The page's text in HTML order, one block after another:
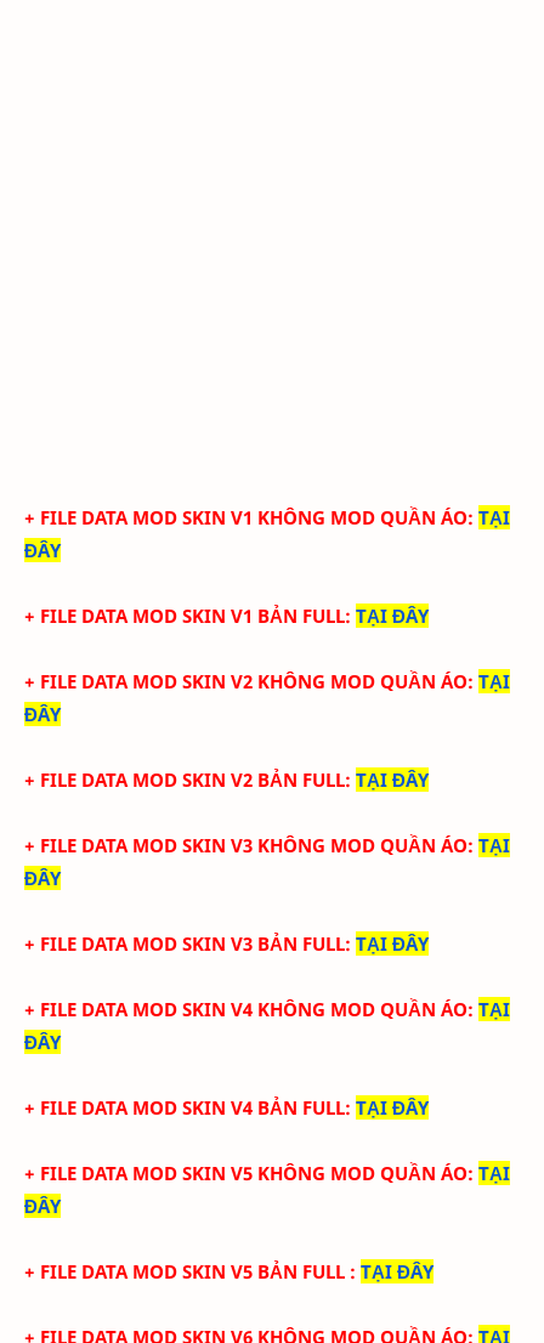
+ FILE DATA MOD SKIN V1 KHÔNG MOD QUẦN ÁO: TẠI
ĐÂY
+ FILE DATA MOD SKIN V1 BẢN FULL: TẠI ĐÂY
+ FILE DATA MOD SKIN V2 KHÔNG MOD QUẦN ÁO: TẠI
ĐÂY
+ FILE DATA MOD SKIN V2 BẢN FULL: TẠI ĐÂY
+ FILE DATA MOD SKIN V3 KHÔNG MOD QUẦN ÁO: TẠI
ĐÂY
+ FILE DATA MOD SKIN V3 BẢN FULL: TẠI ĐÂY
+ FILE DATA MOD SKIN V4 KHÔNG MOD QUẦN ÁO: TẠI
ĐÂY
+ FILE DATA MOD SKIN V4 BẢN FULL: TẠI ĐÂY
+ FILE DATA MOD SKIN V5 KHÔNG MOD QUẦN ÁO: TẠI
ĐÂY
+ FILE DATA MOD SKIN V5 BẢN FULL : TẠI ĐÂY
+ FILE DATA MOD SKIN V6 KHÔNG MOD QUẦN ÁO: TẠI